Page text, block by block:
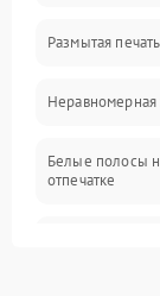
Панель
Режим
Питание и
Размытая печать
Неравномерная
Белые полосы
отпечатке